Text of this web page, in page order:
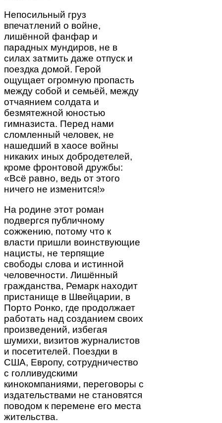
Непосильный груз
впечатлений о войне,
лишённой фанфар и
парадных мундиров, не в
силах затмить даже отпуск и
поездка домой. Герой
ощущает огромную пропасть
между собой и семьёй, между
отчаянием солдата и
безмятежной юностью
гимназиста. Перед нами
сломленный человек, не
нашедший в хаосе войны
никаких иных добродетелей,
кроме фронтовой дружбы:
«Всё равно, ведь от этого
ничего не изменится!»
На родине этот роман
подвергся публичному
сожжению, потому что к
власти пришли воинствующие
нацисты, не терпящие
свободы слова и истинной
человечности. Лишённый
гражданства, Ремарк находит
пристанище в Швейцарии, в
Порто Ронко, где продолжает
работать над созданием своих
произведений, избегая
шумихи, визитов журналистов
и посетителей. Поездки в
США, Европу, сотрудничество
с голливудскими
кинокомпаниями, переговоры с
издательствами не становятся
поводом к перемене его места
жительства.